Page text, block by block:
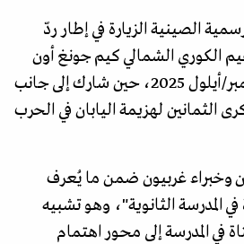
الصينية الزيارة في إطار ردّ
الكوري الشمالي كيم جونغ أون
الأخيرة إلى بكين في سبتمبر/أيلول 2025، حين شارك إلى جانب
الثمانين لهزيمة اليابان في الحرب
وخبراء غربيون ضمن ما يُعرف
في المدرسة الثانوية"، وهو تشبيه
في المدرسة إلى محور اهتمام